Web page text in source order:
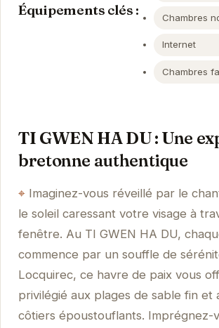
Équipements clés : Chambres
Internet
Chambres
TI GWEN HA DU : Une
bretonne authentique
Imaginez-vous réveillé par le
le soleil caressant votre visage à
fenêtre. Au TI GWEN HA DU,
commence par un souffle de
Locquirec, ce havre de paix vous
privilégié aux plages de sable fin et
côtiers époustouflants. Imprégnez-